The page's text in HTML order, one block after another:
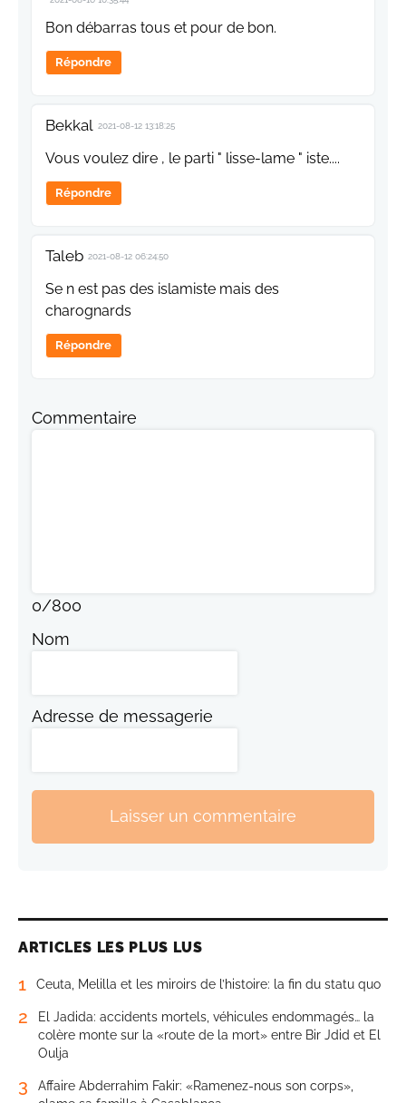
Bon débarras tous et pour de bon.
Répondre
Bekkal 2021-08-12 13:18:25
Vous voulez dire , le parti " lisse-lame " iste....
Répondre
Taleb 2021-08-12 06:24:50
Se n est pas des islamiste mais des
charognards
Répondre
Commentaire
0/800
Nom
Adresse de messagerie
Laisser un commentaire
ARTICLES LES PLUS LUS
1 Ceuta, Melilla et les miroirs de l’histoire: la fin du statu quo
2
El Jadida: accidents mortels, véhicules endommagés… la
colère monte sur la «route de la mort» entre Bir Jdid et El
Oulja
3
Affaire Abderrahim Fakir: «Ramenez-nous son corps»,